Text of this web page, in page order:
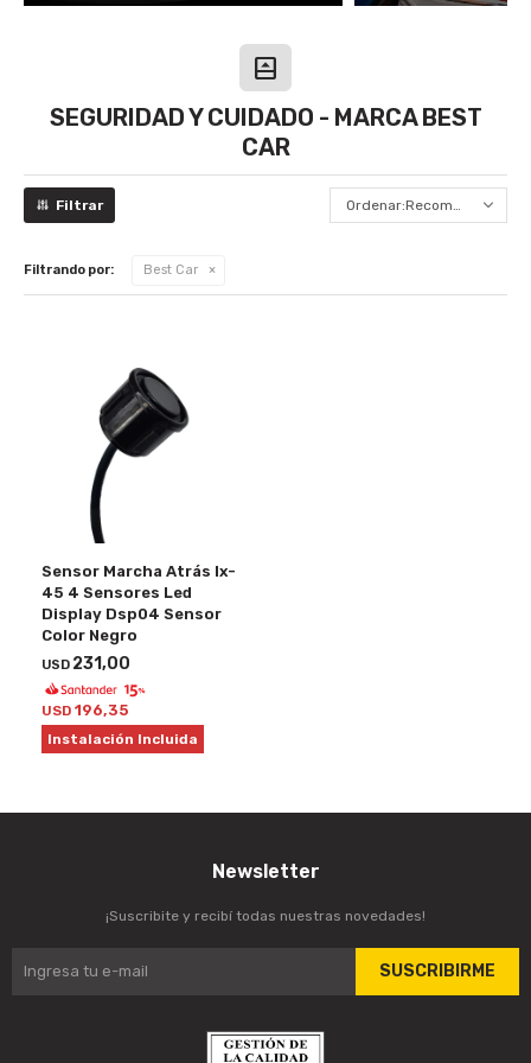
SEGURIDAD Y CUIDADO - MARCA BEST
CAR
Recomendados
Filtrando por: Best Car
Sensor Marcha Atrás Ix-
45 4 Sensores Led
Display Dsp04 Sensor
Color Negro
USD 231,00
USD 196,35
Instalación Incluida
Newsletter
¡Suscribite y recibí todas nuestras novedades!
SUSCRIBIRME